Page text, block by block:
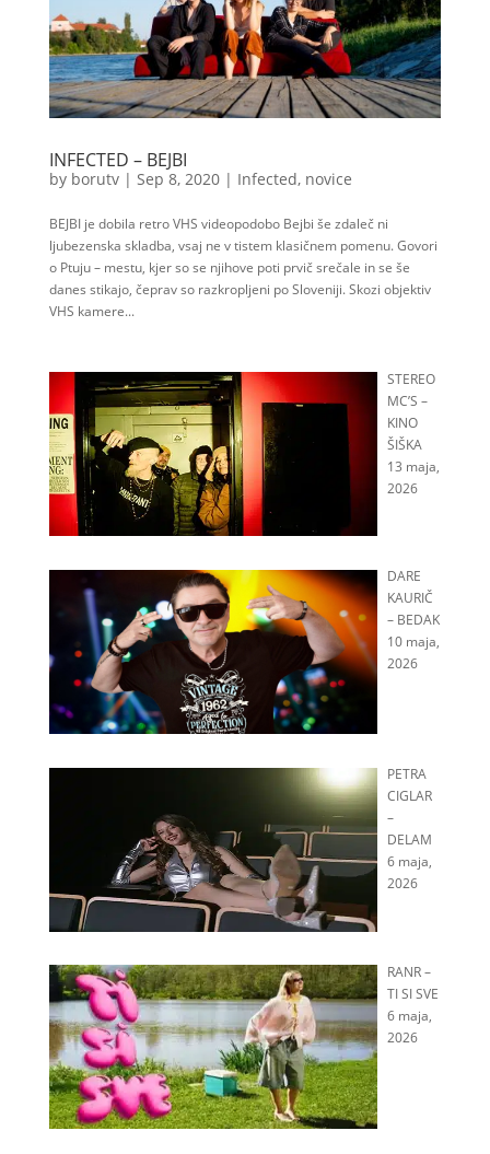
INFECTED – BEJBI
by borutv| Sep 8, 2020| Infected, novice
BEJBI je dobila retro VHS videopodobo Bejbi še zdaleč ni
ljubezenska skladba, vsaj ne v tistem klasičnem pomenu. Govori
o Ptuju – mestu, kjer so se njihove poti prvič srečale in se še
danes stikajo, čeprav so razkropljeni po Sloveniji. Skozi objektiv
VHS kamere...
STEREO
MC’S –
KINO
ŠIŠKA
13 maja,
2026
DARE
KAURIČ
– BEDAK
10 maja,
2026
PETRA
CIGLAR
–
DELAM
6 maja,
2026
RANR –
TI SI SVE
6 maja,
2026